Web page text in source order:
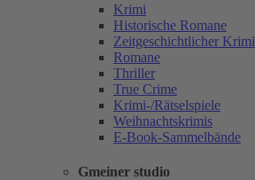
Krimi
Historische Romane
Zeitgeschichtlicher Krimi
Romane
Thriller
True Crime
Krimi-/Rätselspiele
Weihnachtskrimis
E-Book-Sammelbände
Gmeiner studio